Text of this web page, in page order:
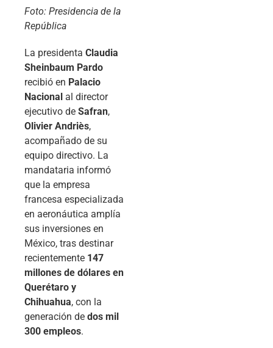
Foto: Presidencia de la
República
La presidenta Claudia
Sheinbaum Pardo
recibió en Palacio
Nacional al director
ejecutivo de Safran,
Olivier Andriès,
acompañado de su
equipo directivo. La
mandataria informó
que la empresa
francesa especializada
en aeronáutica amplía
sus inversiones en
México, tras destinar
recientemente 147
millones de dólares en
Querétaro y
Chihuahua, con la
generación de dos mil
300 empleos.